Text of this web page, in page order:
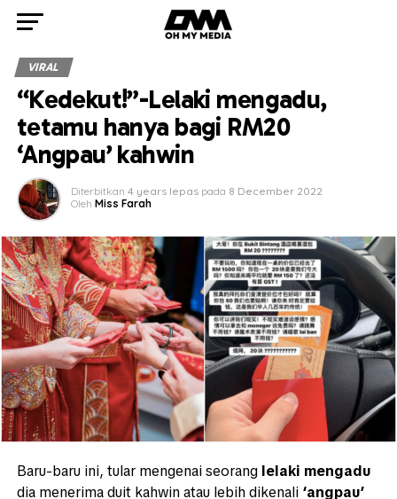
VIRAL
“Kedekut!”-Lelaki mengadu,
tetamu hanya bagi RM20
‘Angpau’ kahwin
Diterbitkan 4 years lepas pada 8 December 2022
Oleh Miss Farah
Baru-baru ini, tular mengenai seorang lelaki mengadu
dia menerima duit kahwin atau lebih dikenali‘angpau’